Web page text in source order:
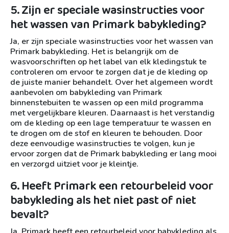
5. Zijn er speciale wasinstructies voor
het wassen van Primark babykleding?
Ja, er zijn speciale wasinstructies voor het wassen van
Primark babykleding. Het is belangrijk om de
wasvoorschriften op het label van elk kledingstuk te
controleren om ervoor te zorgen dat je de kleding op
de juiste manier behandelt. Over het algemeen wordt
aanbevolen om babykleding van Primark
binnenstebuiten te wassen op een mild programma
met vergelijkbare kleuren. Daarnaast is het verstandig
om de kleding op een lage temperatuur te wassen en
te drogen om de stof en kleuren te behouden. Door
deze eenvoudige wasinstructies te volgen, kun je
ervoor zorgen dat de Primark babykleding er lang mooi
en verzorgd uitziet voor je kleintje.
6. Heeft Primark een retourbeleid voor
babykleding als het niet past of niet
bevalt?